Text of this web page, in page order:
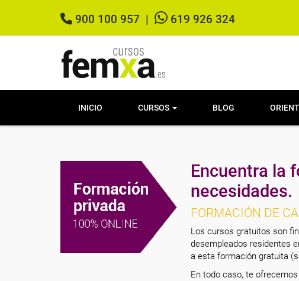
900 100 957 619 926 324
INICIO CURSOS BLOG
Encuentra la
necesidades.
FORMACIÓN DE
Los cursos gratuitos son
desempleados residentes
a esta formación gratuita
En todo caso, te